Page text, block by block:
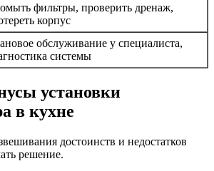
фильтры, проверить дренаж,
корпус
обслуживание у специалиста,
системы
установки
в кухне
достоинств и недостатков
решение.